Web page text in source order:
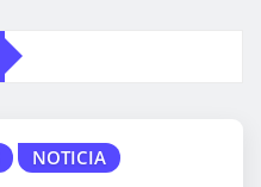
NOTICIA